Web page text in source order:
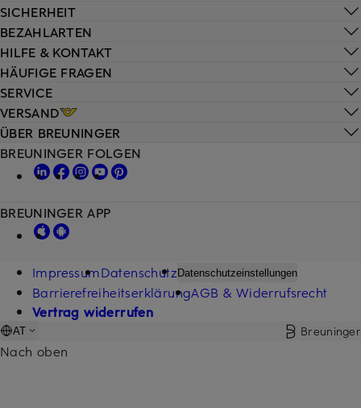
HILFE & KONTAKT
HÄUFIGE FRAGEN
SERVICE
VERSAND
SICHERHEIT
BEZAHLARTEN
ÜBER BREUNINGER
BREUNINGER FOLGEN
BREUNINGER APP
ImpressumDatenschutzDatenschutzeinstellungen
BarrierefreiheitserklärungAGB & Widerrufsrecht
Vertrag widerrufen
AT Breuninger
Nach oben